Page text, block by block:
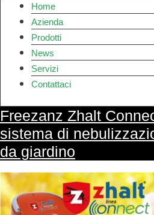
Home
Azienda
Prodotti
News
Servizi
Contattaci
Freezanz Zhalt
sistema di
da giardino